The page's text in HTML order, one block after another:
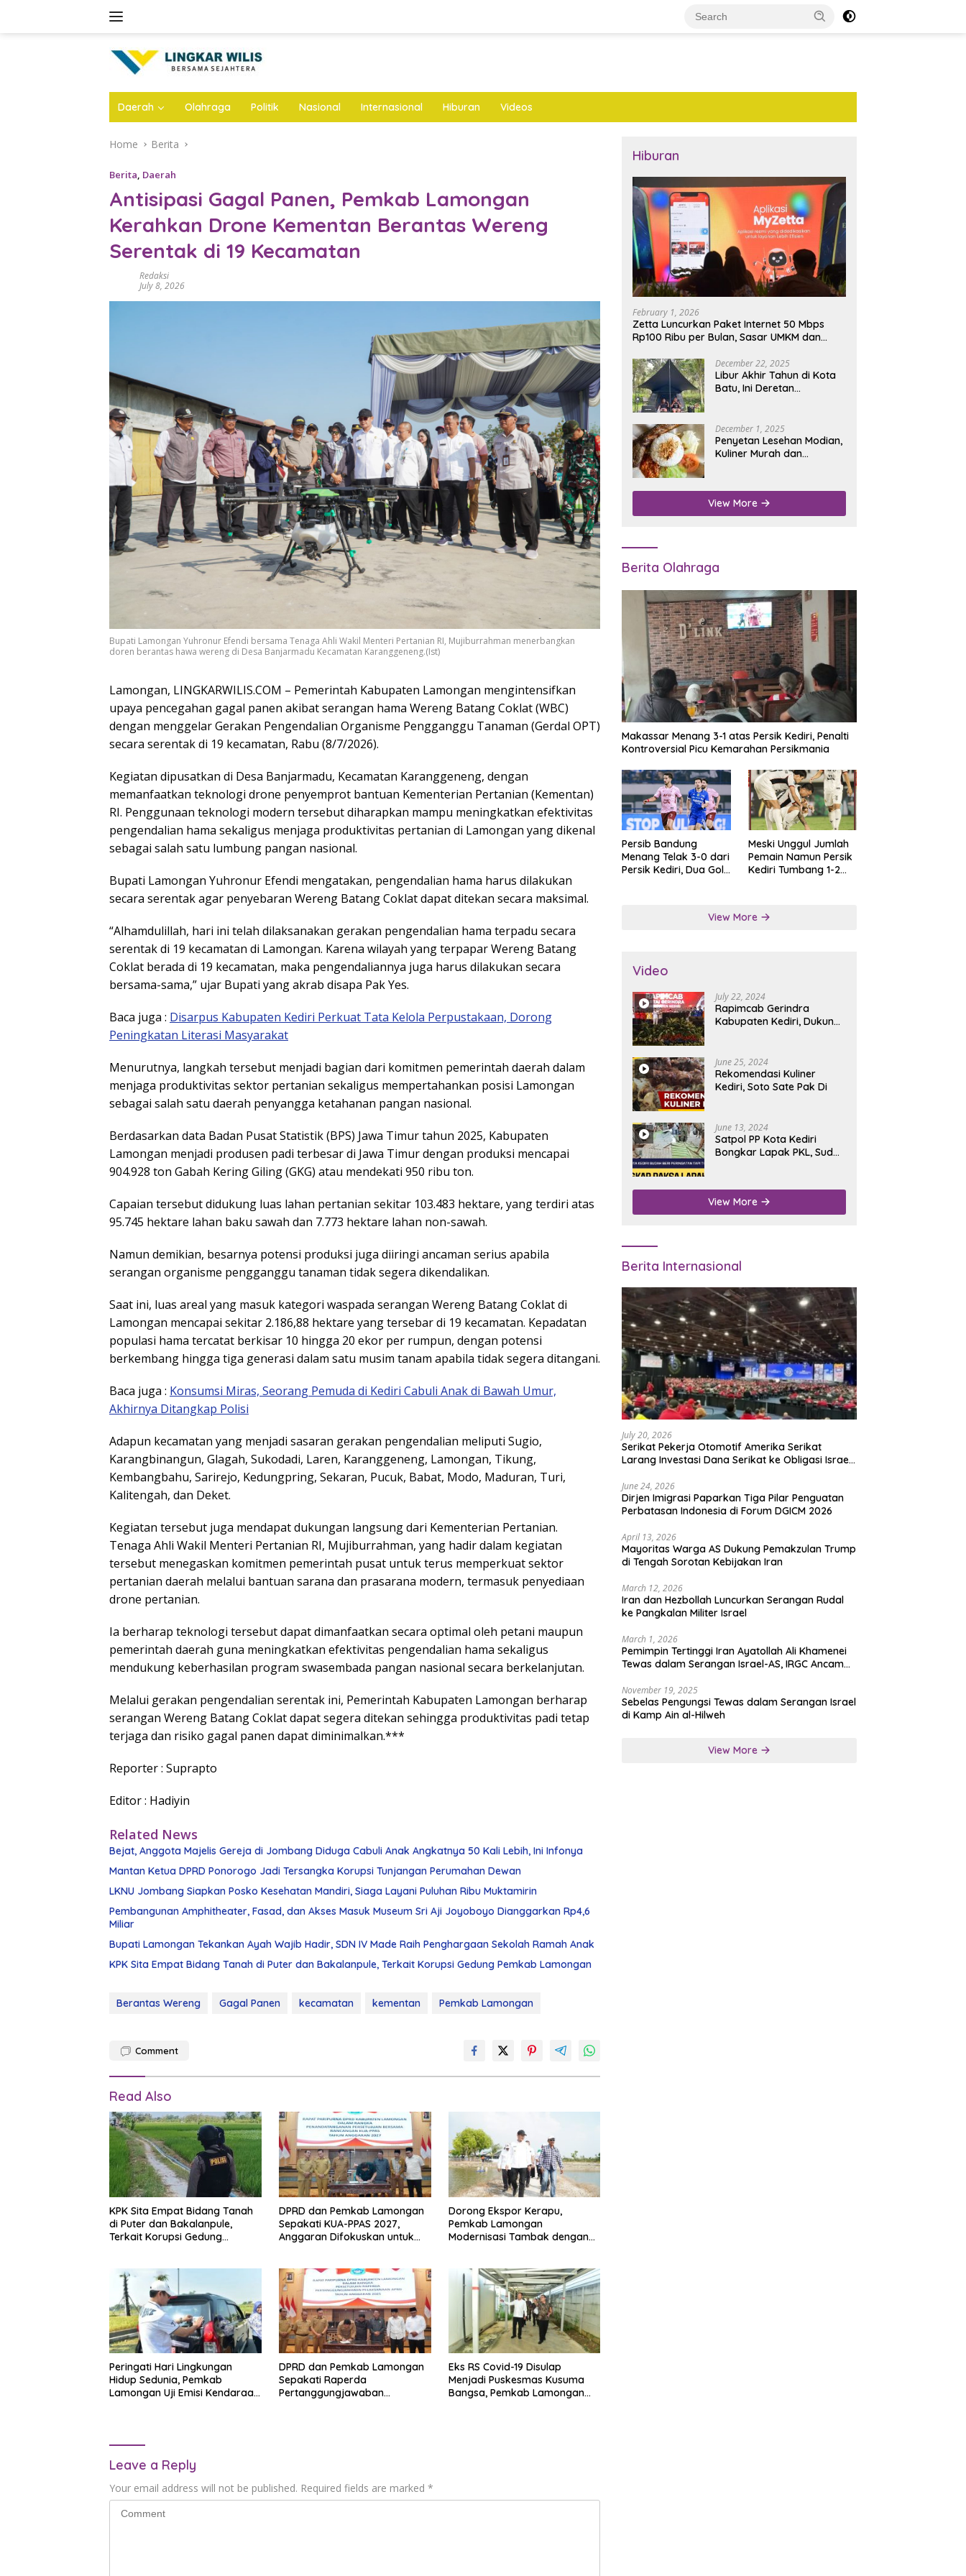
Daerah Olahraga Politik Nasional Internasional Hiburan Videos
Home Berita
Berita, Daerah
Antisipasi Gagal Panen, Pemkab Lamongan
Kerahkan Drone Kementan Berantas Wereng
Serentak di 19 Kecamatan
Redaksi
July 8, 2026
Bupati Lamongan Yuhronur Efendi bersama Tenaga Ahli Wakil Menteri Pertanian RI, Mujiburrahman menerbangkan
doren berantas hawa wereng di Desa Banjarmadu Kecamatan Karanggeneng.(Ist)
Lamongan, LINGKARWILIS.COM – Pemerintah Kabupaten Lamongan mengintensifkan
upaya pencegahan gagal panen akibat serangan hama Wereng Batang Coklat (WBC)
dengan menggelar Gerakan Pengendalian Organisme Pengganggu Tanaman (Gerdal OPT)
secara serentak di 19 kecamatan, Rabu (8/7/2026).
Kegiatan dipusatkan di Desa Banjarmadu, Kecamatan Karanggeneng, dengan
memanfaatkan teknologi drone penyemprot bantuan Kementerian Pertanian (Kementan)
RI. Penggunaan teknologi modern tersebut diharapkan mampu meningkatkan efektivitas
pengendalian hama sekaligus menjaga produktivitas pertanian di Lamongan yang dikenal
sebagai salah satu lumbung pangan nasional.
Bupati Lamongan Yuhronur Efendi mengatakan, pengendalian hama harus dilakukan
secara serentak agar penyebaran Wereng Batang Coklat dapat ditekan secara maksimal.
“Alhamdulillah, hari ini telah dilaksanakan gerakan pengendalian hama terpadu secara
serentak di 19 kecamatan di Lamongan. Karena wilayah yang terpapar Wereng Batang
Coklat berada di 19 kecamatan, maka pengendaliannya juga harus dilakukan secara
bersama-sama,” ujar Bupati yang akrab disapa Pak Yes.
Baca juga : Disarpus Kabupaten Kediri Perkuat Tata Kelola Perpustakaan, Dorong
Peningkatan Literasi Masyarakat
Menurutnya, langkah tersebut menjadi bagian dari komitmen pemerintah daerah dalam
menjaga produktivitas sektor pertanian sekaligus mempertahankan posisi Lamongan
sebagai salah satu daerah penyangga ketahanan pangan nasional.
Berdasarkan data Badan Pusat Statistik (BPS) Jawa Timur tahun 2025, Kabupaten
Lamongan menjadi produsen padi terbesar di Jawa Timur dengan produksi mencapai
904.928 ton Gabah Kering Giling (GKG) atau mendekati 950 ribu ton.
Capaian tersebut didukung luas lahan pertanian sekitar 103.483 hektare, yang terdiri atas
95.745 hektare lahan baku sawah dan 7.773 hektare lahan non-sawah.
Namun demikian, besarnya potensi produksi juga diiringi ancaman serius apabila
serangan organisme pengganggu tanaman tidak segera dikendalikan.
Saat ini, luas areal yang masuk kategori waspada serangan Wereng Batang Coklat di
Lamongan mencapai sekitar 2.186,88 hektare yang tersebar di 19 kecamatan. Kepadatan
populasi hama tercatat berkisar 10 hingga 20 ekor per rumpun, dengan potensi
berkembang hingga tiga generasi dalam satu musim tanam apabila tidak segera ditangani.
Baca juga : Konsumsi Miras, Seorang Pemuda di Kediri Cabuli Anak di Bawah Umur,
Akhirnya Ditangkap Polisi
Adapun kecamatan yang menjadi sasaran gerakan pengendalian meliputi Sugio,
Karangbinangun, Glagah, Sukodadi, Laren, Karanggeneng, Lamongan, Tikung,
Kembangbahu, Sarirejo, Kedungpring, Sekaran, Pucuk, Babat, Modo, Maduran, Turi,
Kalitengah, dan Deket.
Kegiatan tersebut juga mendapat dukungan langsung dari Kementerian Pertanian.
Tenaga Ahli Wakil Menteri Pertanian RI, Mujiburrahman, yang hadir dalam kegiatan
tersebut menegaskan komitmen pemerintah pusat untuk terus memperkuat sektor
pertanian daerah melalui bantuan sarana dan prasarana modern, termasuk penyediaan
drone pertanian.
Ia berharap teknologi tersebut dapat dimanfaatkan secara optimal oleh petani maupun
pemerintah daerah guna meningkatkan efektivitas pengendalian hama sekaligus
mendukung keberhasilan program swasembada pangan nasional secara berkelanjutan.
Melalui gerakan pengendalian serentak ini, Pemerintah Kabupaten Lamongan berharap
serangan Wereng Batang Coklat dapat segera ditekan sehingga produktivitas padi tetap
terjaga dan risiko gagal panen dapat diminimalkan.***
Reporter : Suprapto
Editor : Hadiyin
Related News
Bejat, Anggota Majelis Gereja di Jombang Diduga Cabuli Anak Angkatnya 50 Kali Lebih, Ini Infonya
Mantan Ketua DPRD Ponorogo Jadi Tersangka Korupsi Tunjangan Perumahan Dewan
LKNU Jombang Siapkan Posko Kesehatan Mandiri, Siaga Layani Puluhan Ribu Muktamirin
Pembangunan Amphitheater, Fasad, dan Akses Masuk Museum Sri Aji Joyoboyo Dianggarkan Rp4,6
Miliar
Bupati Lamongan Tekankan Ayah Wajib Hadir, SDN IV Made Raih Penghargaan Sekolah Ramah Anak
KPK Sita Empat Bidang Tanah di Puter dan Bakalanpule, Terkait Korupsi Gedung Pemkab Lamongan
Berantas Wereng Gagal Panen kecamatan kementan Pemkab Lamongan
Comment
Read Also
KPK Sita Empat Bidang Tanah
di Puter dan Bakalanpule,
Terkait Korupsi Gedung
DPRD dan Pemkab Lamongan
Sepakati KUA-PPAS 2027,
Anggaran Difokuskan untuk
Dorong Ekspor Kerapu,
Pemkab Lamongan
Modernisasi Tambak dengan
Peringati Hari Lingkungan
Hidup Sedunia, Pemkab
Lamongan Uji Emisi Kendaraan
DPRD dan Pemkab Lamongan
Sepakati Raperda
Pertanggungjawaban
Eks RS Covid-19 Disulap
Menjadi Puskesmas Kusuma
Bangsa, Pemkab Lamongan
Leave a Reply
Your email address will not be published. Required fields are marked *
Hiburan
February 1, 2026
Zetta Luncurkan Paket Internet 50 Mbps
Rp100 Ribu per Bulan, Sasar UMKM dan
December 22, 2025
Libur Akhir Tahun di Kota
Batu, Ini Deretan
December 1, 2025
Penyetan Lesehan Modian,
Kuliner Murah dan
Nganjuk
View More
Berita Olahraga
Makassar Menang 3-1 atas Persik Kediri, Penalti
Kontroversial Picu Kemarahan Persikmania
Persib Bandung
Menang Telak 3-0 dari
Persik Kediri, Dua Gol
Meski Unggul Jumlah
Pemain Namun Persik
Kediri Tumbang 1-2
View More
Video
July 22, 2024
Rapimcab Gerindra
Kabupaten Kediri, Dukung
June 25, 2024
Rekomendasi Kuliner
Kediri, Soto Sate Pak Di
June 13, 2024
Satpol PP Kota Kediri
Bongkar Lapak PKL, Sudah
View More
Berita Internasional
July 20, 2026
Serikat Pekerja Otomotif Amerika Serikat
Larang Investasi Dana Serikat ke Obligasi Israel,
June 24, 2026
Dirjen Imigrasi Paparkan Tiga Pilar Penguatan
Perbatasan Indonesia di Forum DGICM 2026
April 13, 2026
Mayoritas Warga AS Dukung Pemakzulan Trump
di Tengah Sorotan Kebijakan Iran
March 12, 2026
Iran dan Hezbollah Luncurkan Serangan Rudal
ke Pangkalan Militer Israel
March 1, 2026
Pemimpin Tertinggi Iran Ayatollah Ali Khamenei
Tewas dalam Serangan Israel-AS, IRGC Ancam
November 19, 2025
Sebelas Pengungsi Tewas dalam Serangan Israel
di Kamp Ain al-Hilweh
View More